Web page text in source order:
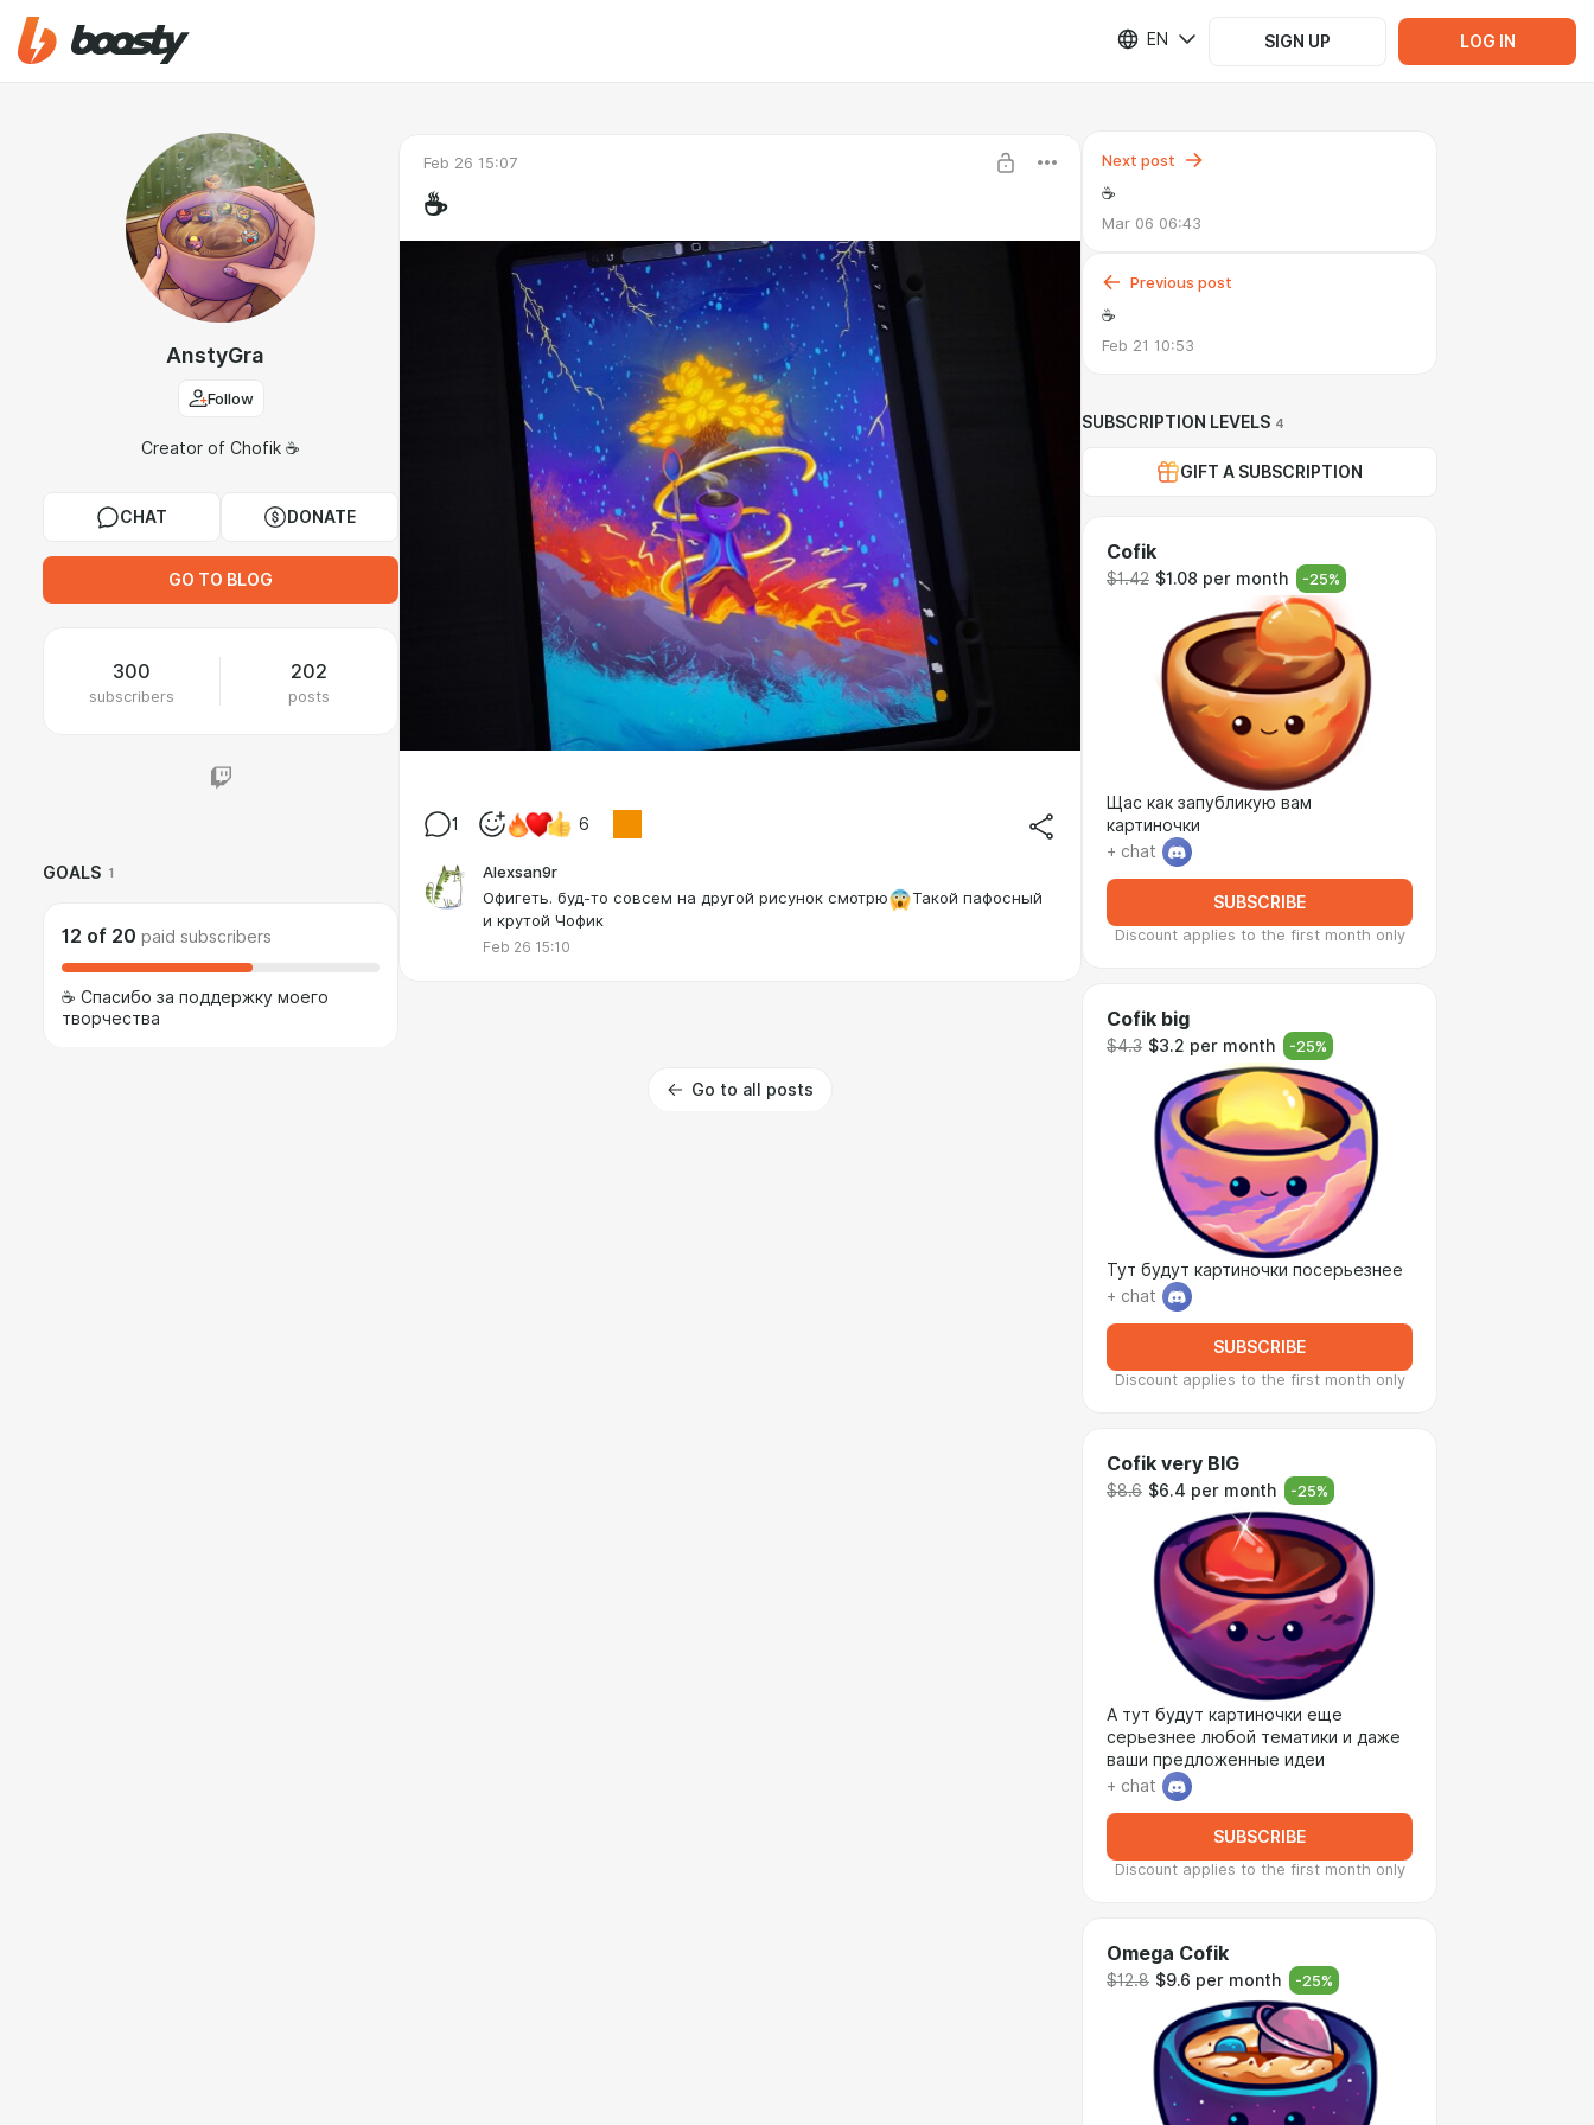
EN SIGN UP LOG IN
AnstyGra
Follow
Creator of Chofik ☕️
CHAT DONATE
GO TO BLOG
300
subscribers
202
posts
GOALS 1
12 of 20 paid subscribers
☕️ Спасибо за поддержку моего
творчества
Feb 26 15:07
☕️
1 6
Alexsan9r
Офигеть. буд-то совсем на другой рисунок смотрю
Такой пафосный
и крутой Чофик
Feb 26 15:10
Go to all posts
Next post
☕️
Mar 06 06:43
Previous post
☕️
Feb 21 10:53
SUBSCRIPTION LEVELS 4
GIFT A SUBSCRIPTION
Cofik
$1.42 $1.08 per month -25%
Щас как запубликую вам
картиночки
+ chat
SUBSCRIBE
Discount applies to the first month only
Cofik big
$4.3 $3.2 per month -25%
Тут будут картиночки посерьезнее
+ chat
SUBSCRIBE
Discount applies to the first month only
Cofik very BIG
$8.6 $6.4 per month -25%
А тут будут картиночки еще
серьезнее любой тематики и даже
ваши предложенные идеи
+ chat
SUBSCRIBE
Discount applies to the first month only
Omega Cofik
$12.8 $9.6 per month -25%